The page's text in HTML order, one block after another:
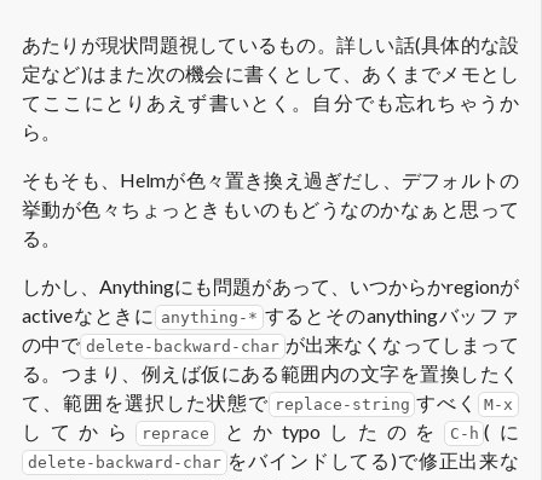
あたりが現状問題視しているもの。詳しい話(具体的な設
定など)はまた次の機会に書くとして、あくまでメモとし
てここにとりあえず書いとく。自分でも忘れちゃうか
ら。
そもそも、Helmが色々置き換え過ぎだし、デフォルトの
挙動が色々ちょっときもいのもどうなのかなぁと思って
る。
しかし、Anythingにも問題があって、いつからかregionが
activeなときに anything-* するとそのanythingバッファ
の中で delete-backward-char が出来なくなってしまって
る。つまり、例えば仮にある範囲内の文字を置換したく
て、範囲を選択した状態で replace-string すべく M-x
してから reprace とかtypoしたのを C-h (に
delete-backward-char をバインドしてる)で修正出来な